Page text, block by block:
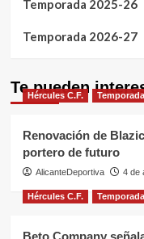
Temporada 2025-26
Temporada 2026-27
Te pueden
Hércules C.F.
Renovación de
portero de futuro
AlicanteDeportiva 4 de
Hércules C.F.
Beto Company